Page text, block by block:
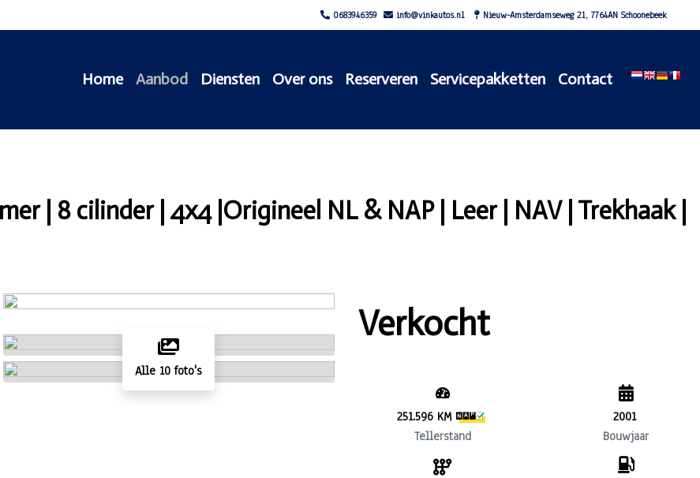
0683946359 info@vinkautos.nl Nieuw-Amsterdamseweg 21, 7764AN Schoonebeek
Home Aanbod Diensten Over ons Reserveren Servicepakketten Contact
| 8 cilinder | 4x4 |Origineel NL & NAP | Leer | NAV | Trekhaak |
Alle 10 foto's
Verkocht
251.596 KM
Tellerstand
2001
Bouwjaar